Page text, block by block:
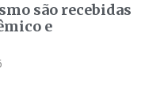
são recebidas
e